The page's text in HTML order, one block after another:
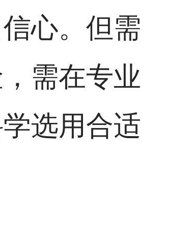
心。但需
需在专业
选用合适